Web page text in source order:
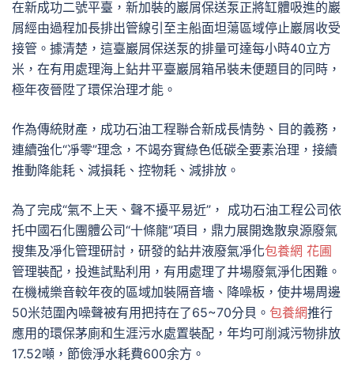
在新成功二號平臺，新加裝的巖屑保送泵正將缸體吸進的巖
屑經由過程加長排出管線引至主船面坦蕩區域停止巖屑收受
接管。據清楚，這臺巖屑保送泵的排量可達每小時40立方
米，在有用處理海上鉆井平臺巖屑箱吊裝未便題目的同時，
極年夜晉陞了環保治理才能。
作為傳統財產，成功石油工程聯合新成長情勢、目的義務，
連續強化“凈零”理念，不竭夯實綠色低碳全要素治理，接續
推動降能耗、減損耗、控物耗、減排放。
為了完成“氣不上天、聲不擾平易近”， 成功石油工程公司依
托中國石化團體公司“十條龍”項目，鼎力展開逸散泉源廢氣
搜集及凈化管理研討，研發的鉆井液廢氣凈化包養網 花圃
管理裝配，投進試點利用，有用處理了井場廢氣淨化困難。
在機械樂音較年夜的區域加裝隔音墻、降噪板，使井場周邊
50米范圍內噪聲被有用把持在了65~70分貝。 包養網推行
應用的環保茅廁和生涯污水處置裝配，年均可削減污物排放
17.52噸，節儉淨水耗費600余方。